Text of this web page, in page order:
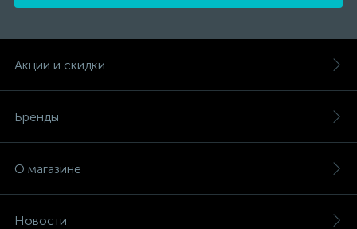
Акции и скидки
Бренды
О магазине
Новости